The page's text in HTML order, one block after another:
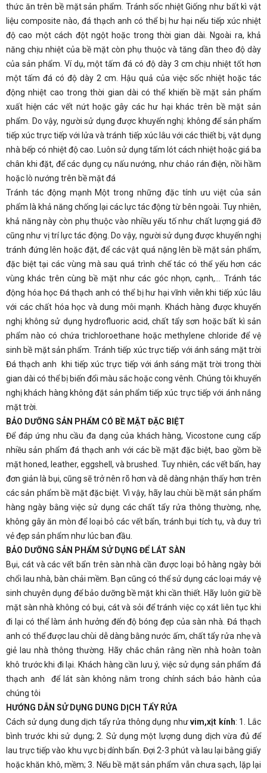
thức ăn trên bề mặt sản phẩm. Tránh sốc nhiệt Giống như bất kì vật
liệu composite nào, đá thạch anh có thể bị hư hại nếu tiếp xúc nhiệt
độ cao một cách đột ngột hoặc trong thời gian dài. Ngoài ra, khả
năng chịu nhiệt của bề mặt còn phụ thuộc và tăng dần theo độ dày
của sản phẩm. Ví dụ, một tấm đá có độ dày 3 cm chịu nhiệt tốt hơn
một tấm đá có độ dày 2 cm. Hậu quả của việc sốc nhiệt hoặc tác
động nhiệt cao trong thời gian dài có thể khiến bề mặt sản phẩm
xuất hiện các vết nứt hoặc gây các hư hại khác trên bề mặt sản
phẩm. Do vậy, người sử dụng được khuyến nghị: không để sản phẩm
tiếp xúc trực tiếp với lửa và tránh tiếp xúc lâu với các thiết bị, vật dụng
nhà bếp có nhiệt độ cao. Luôn sử dụng tấm lót cách nhiệt hoặc giá ba
chân khi đặt, để các dụng cụ nấu nướng, như chảo rán điện, nồi hầm
hoặc lò nướng trên bề mặt đá
Tránh tác động mạnh Một trong những đặc tính ưu việt của sản
phẩm là khả năng chống lại các lực tác động từ bên ngoài. Tuy nhiên,
khả năng này còn phụ thuộc vào nhiều yếu tố như chất lượng giá đỡ
cũng như vị trí lực tác động. Do vậy, người sử dụng được khuyến nghị
tránh đứng lên hoặc đặt, để các vật quá nặng lên bề mặt sản phẩm,
đặc biệt tại các vùng mà sau quá trình chế tác có thể yếu hơn các
vùng khác trên cùng bề mặt như các góc nhọn, cạnh,… Tránh tác
động hóa học Đá thạch anh có thể bị hư hại vĩnh viễn khi tiếp xúc lâu
với các chất hóa học và dung môi mạnh. Khách hàng được khuyến
nghị không sử dụng hydrofluoric acid, chất tẩy sơn hoặc bất kì sản
phẩm nào có chứa trichloroethane hoặc methylene chloride để vệ
sinh bề mặt sản phẩm. Tránh tiếp xúc trực tiếp với ánh sáng mặt trời
Đá thạch anh khi tiếp xúc trực tiếp với ánh sáng mặt trời trong thời
gian dài có thể bị biến đổi màu sắc hoặc cong vênh. Chúng tôi khuyến
nghị khách hàng không đặt sản phẩm tiếp xúc trực tiếp với ánh nắng
mặt trời.
BẢO DƯỠNG SẢN PHẨM CÓ BỀ MẶT ĐẶC BIỆT
Để đáp ứng nhu cầu đa dạng của khách hàng, Vicostone cung cấp
nhiều sản phẩm đá thạch anh với các bề mặt đặc biệt, bao gồm bề
mặt honed, leather, eggshell, và brushed. Tuy nhiên, các vết bẩn, hay
đơn giản là bụi, cũng sẽ trở nên rõ hơn và dễ dàng nhận thấy hơn trên
các sản phẩm bề mặt đặc biệt. Vì vậy, hãy lau chùi bề mặt sản phẩm
hàng ngày bằng việc sử dụng các chất tẩy rửa thông thường, nhẹ,
không gây ăn mòn để loại bỏ các vết bẩn, tránh bụi tích tụ, và duy trì
vẻ đẹp sản phẩm như lúc ban đầu.
BẢO DƯỠNG SẢN PHẨM SỬ DỤNG ĐỂ LÁT SÀN
Bụi, cát và các vết bẩn trên sàn nhà cần được loại bỏ hàng ngày bởi
chổi lau nhà, bàn chải mềm. Bạn cũng có thể sử dụng các loại máy vệ
sinh chuyên dụng để bảo dưỡng bề mặt khi cần thiết. Hãy luôn giữ bề
mặt sàn nhà không có bụi, cát và sỏi để tránh việc cọ xát liên tục khi
đi lại có thể làm ảnh hưởng đến độ bóng đẹp của sàn nhà. Đá thạch
anh có thể được lau chùi dễ dàng bằng nước ấm, chất tẩy rửa nhẹ và
giẻ lau nhà thông thường. Hãy chắc chắn rằng nền nhà hoàn toàn
khô trước khi đi lại. Khách hàng cần lưu ý, việc sử dụng sản phẩm đá
thạch anh để lát sàn không nằm trong chính sách bảo hành của
chúng tôi
HƯỚNG DẪN SỬ DỤNG DUNG DỊCH TẨY RỬA
Cách sử dụng dung dịch tẩy rửa thông dụng nhưvim,xịt kính: 1. Lắc
bình trước khi sử dụng; 2. Sử dụng một lượng dung dịch vừa đủ để
lau trực tiếp vào khu vực bị dính bẩn. Đợi 2-3 phút và lau lại bằng giấy
hoặc khăn khô, mềm; 3. Nếu bề mặt sản phẩm vẫn chưa sạch, lặp lại